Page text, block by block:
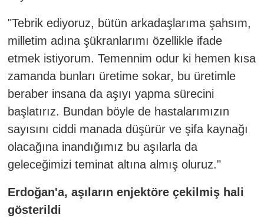
"Tebrik ediyoruz, bütün arkadaşlarıma şahsım,
milletim adına şükranlarımı özellikle ifade
etmek istiyorum. Temennim odur ki hemen kısa
zamanda bunları üretime sokar, bu üretimle
beraber insana da aşıyı yapma sürecini
başlatırız. Bundan böyle de hastalarımızın
sayısını ciddi manada düşürür ve şifa kaynağı
olacağına inandığımız bu aşılarla da
geleceğimizi teminat altına almış oluruz."
Erdoğan'a, aşıların enjektöre çekilmiş hali
gösterildi